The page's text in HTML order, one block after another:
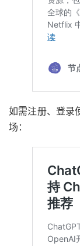
如需注册、登录
场：